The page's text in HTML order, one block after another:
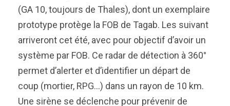
(GA 10, toujours de Thales), dont un exemplaire
prototype protège la FOB de Tagab. Les suivant
arriveront cet été, avec pour objectif d’avoir un
système par FOB. Ce radar de détection à 360°
permet d’alerter et d’identifier un départ de
coup (mortier, RPG…) dans un rayon de 10 km.
Une sirène se déclenche pour prévenir de